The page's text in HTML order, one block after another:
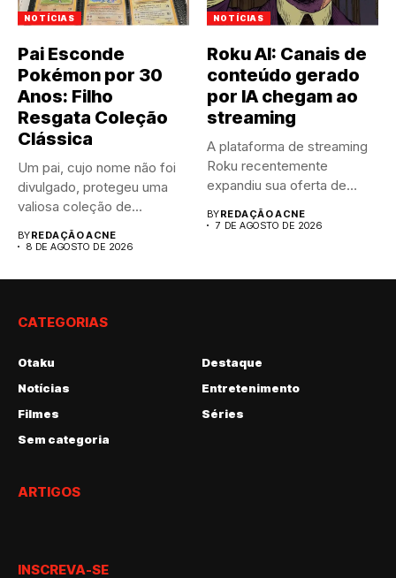
NOTÍCIAS
Pai Esconde
Pokémon por 30
Anos: Filho
Resgata Coleção
Clássica
Um pai, cujo nome não foi
divulgado, protegeu uma
valiosa coleção de...
BYREDAÇÃO ACNE
8 DE AGOSTO DE 2026
NOTÍCIAS
Roku AI: Canais de
conteúdo gerado
por IA chegam ao
streaming
A plataforma de streaming
Roku recentemente
expandiu sua oferta de
BYREDAÇÃO ACNE
7 DE AGOSTO DE 2026
CATEGORIAS
Otaku
Destaque
Notícias
Entretenimento
Filmes
Séries
Sem categoria
ARTIGOS
INSCREVA-SE